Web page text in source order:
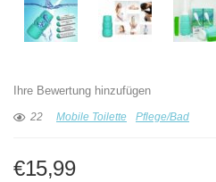
Ihre Bewertung hinzufügen
22 Mobile Toilette Pflege/Bad
€15,99